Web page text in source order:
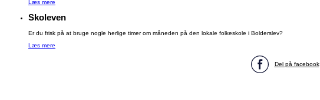
Læs mere
Skoleven
Er du frisk på at bruge nogle herlige timer om måneden på den lokale folkeskole i Bolderslev?
Læs mere
Del på facebook